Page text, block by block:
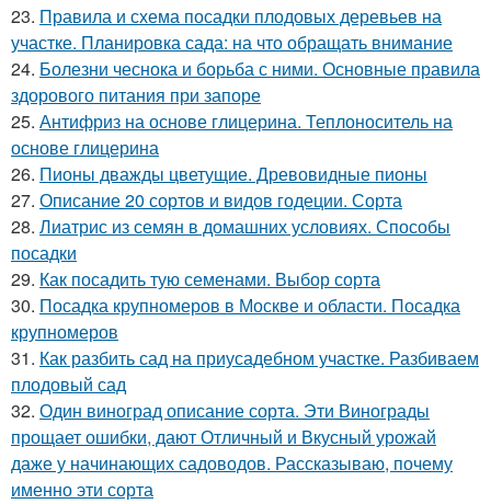
23. Правила и схема посадки плодовых деревьев на
участке. Планировка сада: на что обращать внимание
24. Болезни чеснока и борьба с ними. Основные правила
здорового питания при запоре
25. Антифриз на основе глицерина. Теплоноситель на
основе глицерина
26. Пионы дважды цветущие. Древовидные пионы
27. Описание 20 сортов и видов годеции. Сорта
28. Лиатрис из семян в домашних условиях. Способы
посадки
29. Как посадить тую семенами. Выбор сорта
30. Посадка крупномеров в Москве и области. Посадка
крупномеров
31. Как разбить сад на приусадебном участке. Разбиваем
плодовый сад
32. Один виноград описание сорта. Эти Винограды
прощает ошибки, дают Отличный и Вкусный урожай
даже у начинающих садоводов. Рассказываю, почему
именно эти сорта